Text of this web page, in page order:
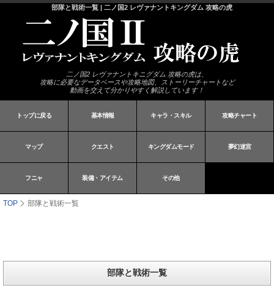
部隊と戦術一覧 | 二ノ国2 レヴァナントキングダム 攻略の虎
二ノ国2 レヴァナントキニグダム 攻略の虎は、
攻略に必要なデータベースや攻略地図、ストーリーチャートなど
動画を交えて分かりやすく解説しています！
トップに戻る 基本情報 キャラ・スキル 攻略チャート
マップ クエスト キングダムモード 夢幻迷宮
フニャ 装備・アイテム その他
TOP 部隊と戦術一覧
部隊と戦術一覧